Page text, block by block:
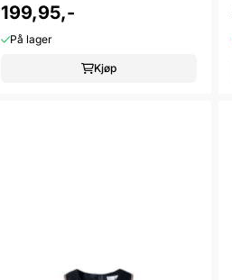
199,95,-
På lager
Kjøp